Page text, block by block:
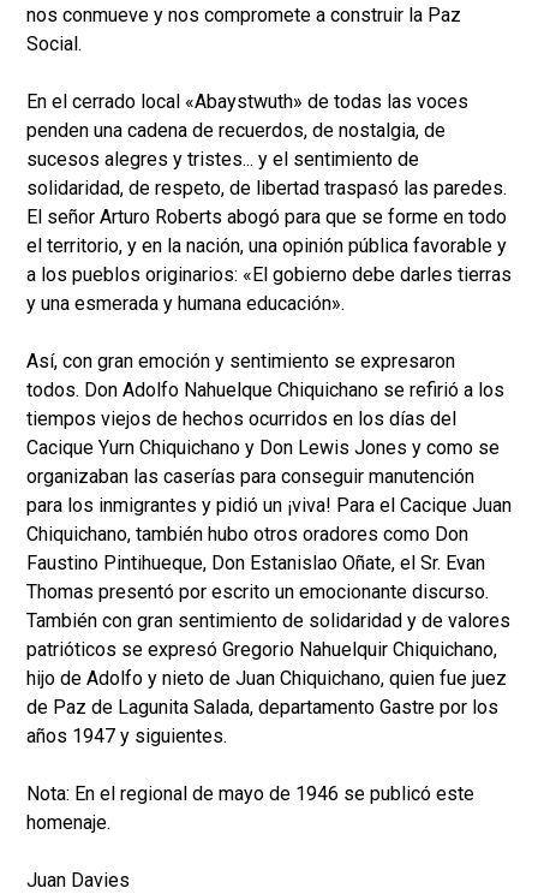
nos conmueve y nos compromete a construir la Paz
Social.
En el cerrado local «Abaystwuth» de todas las voces
penden una cadena de recuerdos, de nostalgia, de
sucesos alegres y tristes... y el sentimiento de
solidaridad, de respeto, de libertad traspasó las paredes.
El señor Arturo Roberts abogó para que se forme en todo
el territorio, y en la nación, una opinión pública favorable y
a los pueblos originarios: «El gobierno debe darles tierras
y una esmerada y humana educación».
Así, con gran emoción y sentimiento se expresaron
todos. Don Adolfo Nahuelque Chiquichano se refirió a los
tiempos viejos de hechos ocurridos en los días del
Cacique Yurn Chiquichano y Don Lewis Jones y como se
organizaban las caserías para conseguir manutención
para los inmigrantes y pidió un ¡viva! Para el Cacique Juan
Chiquichano, también hubo otros oradores como Don
Faustino Pintihueque, Don Estanislao Oñate, el Sr. Evan
Thomas presentó por escrito un emocionante discurso.
También con gran sentimiento de solidaridad y de valores
patrióticos se expresó Gregorio Nahuelquir Chiquichano,
hijo de Adolfo y nieto de Juan Chiquichano, quien fue juez
de Paz de Lagunita Salada, departamento Gastre por los
años 1947 y siguientes.
Nota: En el regional de mayo de 1946 se publicó este
homenaje.
Juan Davies